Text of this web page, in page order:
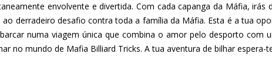
envolvente e divertida. Com cada capanga da Máfia,
derradeiro desafio contra toda a família da Máfia. Esta é a tua
numa viagem única que combina o amor pelo desporto com
no mundo de Mafia Billiard Tricks. A tua aventura de bilhar espera-